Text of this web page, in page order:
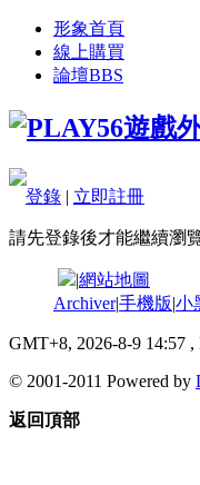
形象首頁
線上購買
論壇BBS
登錄 | 立即註冊
請先登錄後才能繼續瀏
|網站地圖
Archiver|手機版|小
GMT+8, 2026-8-9 14:57 ,
© 2001-2011 Powered by
返回頂部